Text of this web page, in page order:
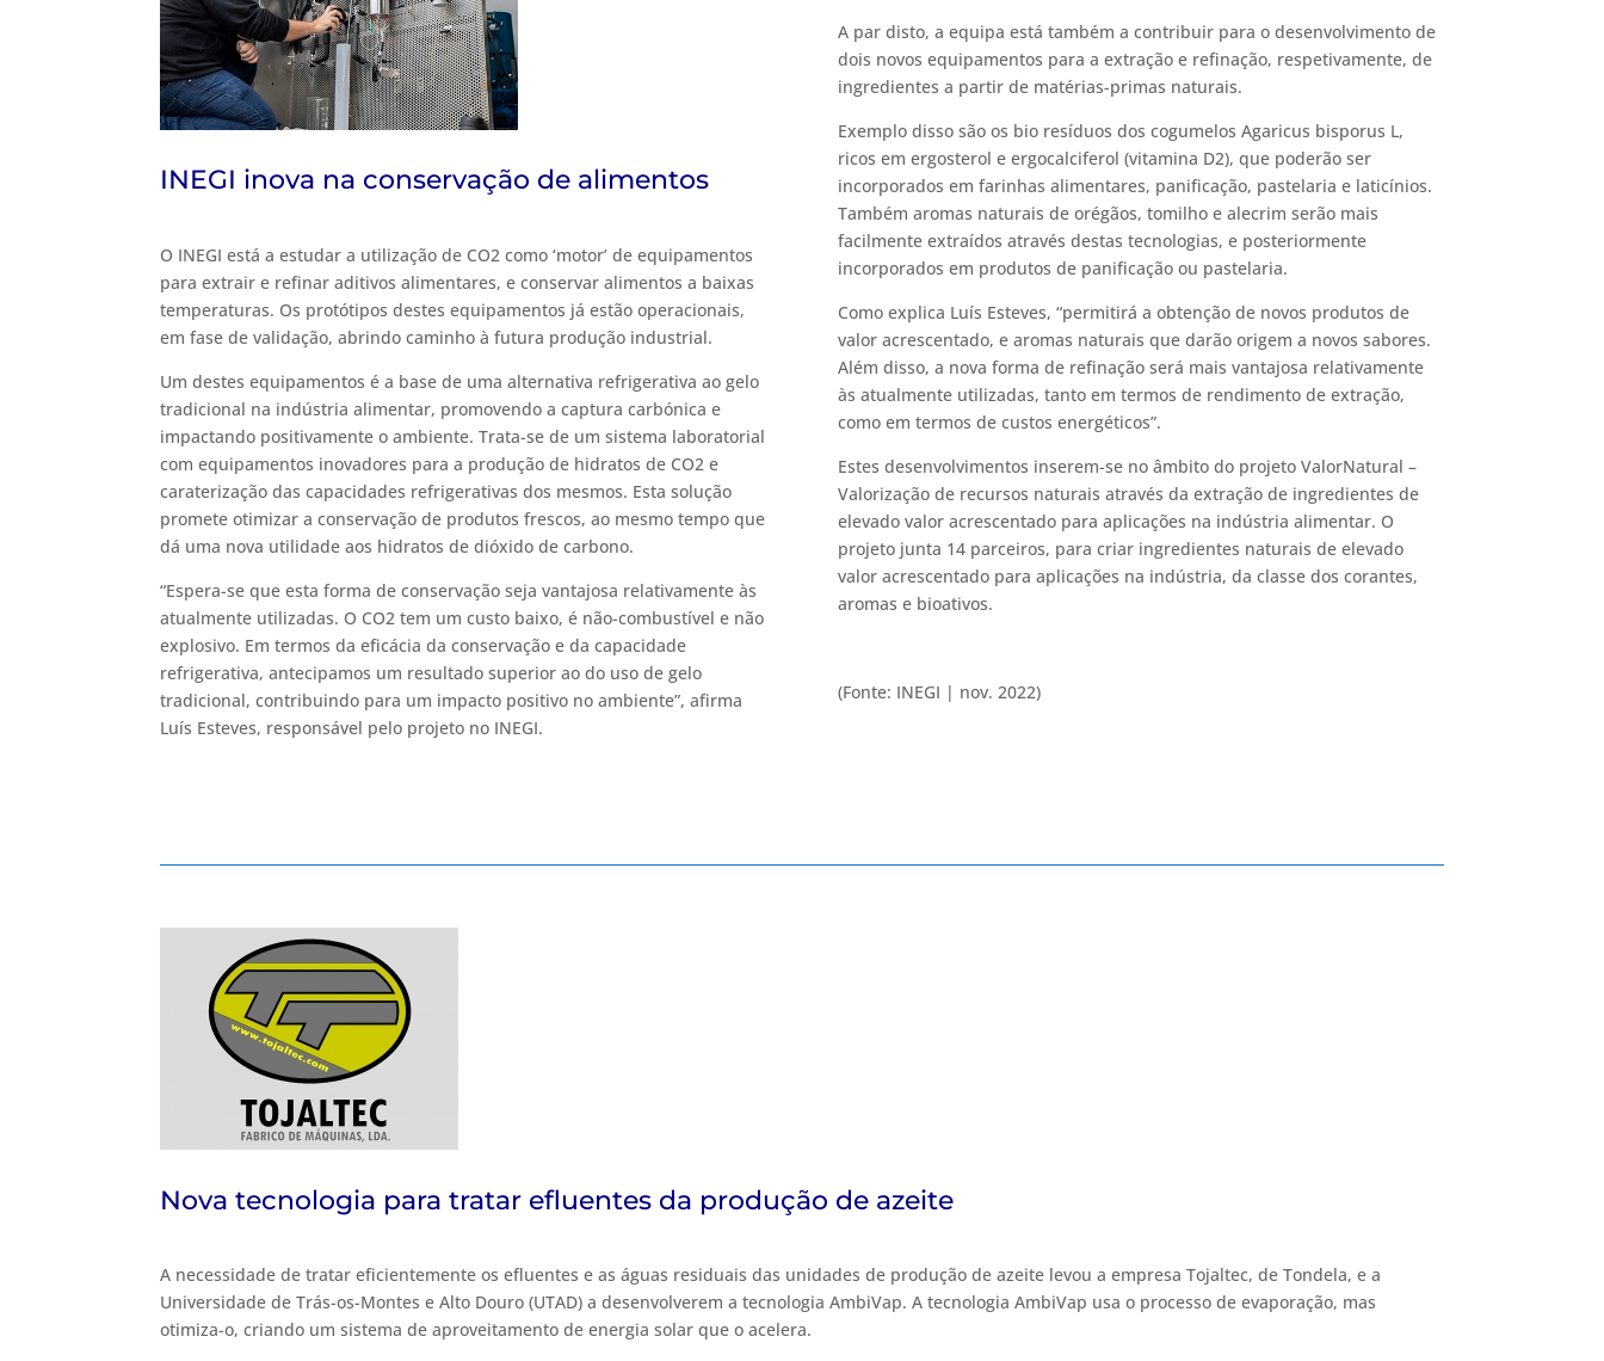
INEGI inova na conservação de alimentos
O INEGI está a estudar a utilização de CO2 como ‘motor’ de equipamentos
para extrair e refinar aditivos alimentares, e conservar alimentos a baixas
temperaturas. Os protótipos destes equipamentos já estão operacionais,
em fase de validação, abrindo caminho à futura produção industrial.
Um destes equipamentos é a base de uma alternativa refrigerativa ao gelo
tradicional na indústria alimentar, promovendo a captura carbónica e
impactando positivamente o ambiente. Trata-se de um sistema laboratorial
com equipamentos inovadores para a produção de hidratos de CO2 e
caraterização das capacidades refrigerativas dos mesmos. Esta solução
promete otimizar a conservação de produtos frescos, ao mesmo tempo que
dá uma nova utilidade aos hidratos de dióxido de carbono.
“Espera-se que esta forma de conservação seja vantajosa relativamente às
atualmente utilizadas. O CO2 tem um custo baixo, é não-combustível e não
explosivo. Em termos da eficácia da conservação e da capacidade
refrigerativa, antecipamos um resultado superior ao do uso de gelo
tradicional, contribuindo para um impacto positivo no ambiente”, afirma
Luís Esteves, responsável pelo projeto no INEGI.
A par disto, a equipa está também a contribuir para o desenvolvimento de
dois novos equipamentos para a extração e refinação, respetivamente, de
ingredientes a partir de matérias-primas naturais.
Exemplo disso são os bio resíduos dos cogumelos Agaricus bisporus L,
ricos em ergosterol e ergocalciferol (vitamina D2), que poderão ser
incorporados em farinhas alimentares, panificação, pastelaria e laticínios.
Também aromas naturais de orégãos, tomilho e alecrim serão mais
facilmente extraídos através destas tecnologias, e posteriormente
incorporados em produtos de panificação ou pastelaria.
Como explica Luís Esteves, “permitirá a obtenção de novos produtos de
valor acrescentado, e aromas naturais que darão origem a novos sabores.
Além disso, a nova forma de refinação será mais vantajosa relativamente
às atualmente utilizadas, tanto em termos de rendimento de extração,
como em termos de custos energéticos”.
Estes desenvolvimentos inserem-se no âmbito do projeto ValorNatural –
Valorização de recursos naturais através da extração de ingredientes de
elevado valor acrescentado para aplicações na indústria alimentar. O
projeto junta 14 parceiros, para criar ingredientes naturais de elevado
valor acrescentado para aplicações na indústria, da classe dos corantes,
aromas e bioativos.
(Fonte: INEGI | nov. 2022)
Nova tecnologia para tratar efluentes da produção de azeite
A necessidade de tratar eficientemente os efluentes e as águas residuais das unidades de produção de azeite levou a empresa Tojaltec, de Tondela, e a
Universidade de Trás-os-Montes e Alto Douro (UTAD) a desenvolverem a tecnologia AmbiVap. A tecnologia AmbiVap usa o processo de evaporação, mas
otimiza-o, criando um sistema de aproveitamento de energia solar que o acelera.